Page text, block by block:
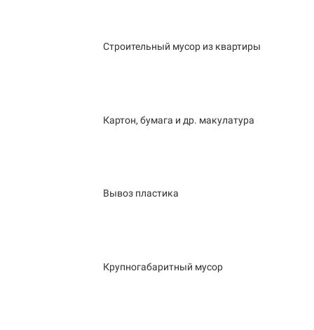
Строительный мусор из квартиры
Картон, бумага и др. макулатура
Вывоз пластика
Крупногабаритный мусор